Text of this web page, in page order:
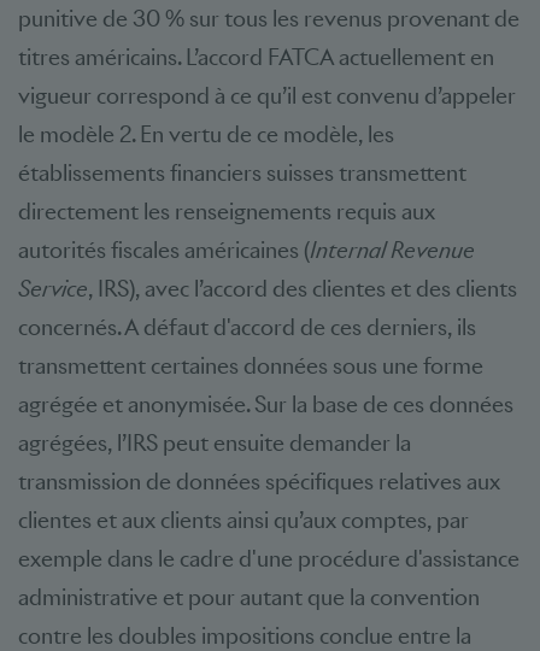
punitive de 30 % sur tous les revenus provenant de
titres américains. L’accord FATCA actuellement en
vigueur correspond à ce qu’il est convenu d’appeler
le modèle 2. En vertu de ce modèle, les
établissements financiers suisses transmettent
directement les renseignements requis aux
autorités fiscales américaines (Internal Revenue
Service, IRS), avec l’accord des clientes et des clients
concernés. A défaut d'accord de ces derniers, ils
transmettent certaines données sous une forme
agrégée et anonymisée. Sur la base de ces données
agrégées, l’IRS peut ensuite demander la
transmission de données spécifiques relatives aux
clientes et aux clients ainsi qu’aux comptes, par
exemple dans le cadre d'une procédure d'assistance
administrative et pour autant que la convention
contre les doubles impositions conclue entre la